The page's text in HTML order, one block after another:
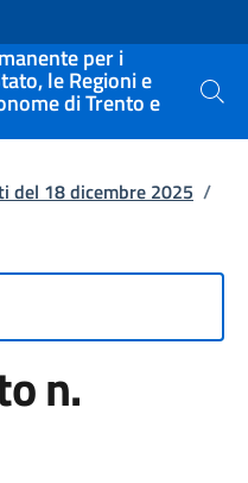
per i
le Regioni e
di Trento e Cerca
del 18 dicembre 2025 /
n.